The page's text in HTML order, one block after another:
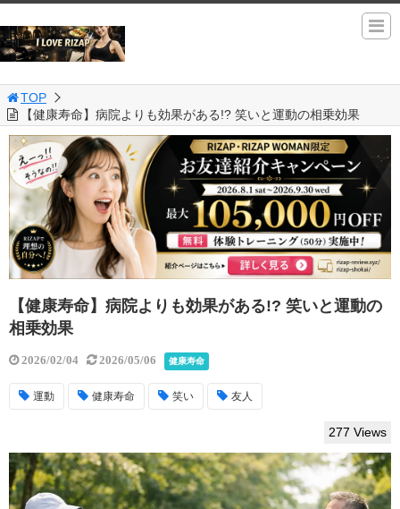
TOP
【健康寿命】病院よりも効果がある!? 笑いと運動の相乗効果
【健康寿命】病院よりも効果がある!? 笑いと運動の
相乗効果
2026/02/04 2026/05/06 健康寿命
運動 健康寿命 笑い 友人
277 Views